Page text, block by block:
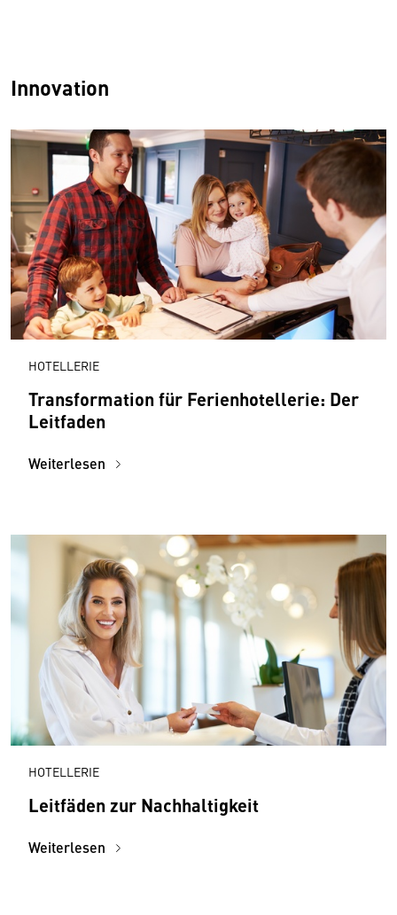
Innovation
HOTELLERIE
Transformation für Ferienhotellerie: Der
Leitfaden
Weiterlesen
HOTELLERIE
Leitfäden zur Nachhaltigkeit
Weiterlesen